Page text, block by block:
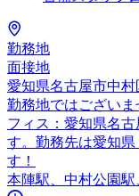
勤務地
面接地
愛知県名古屋市中
勤務地ではござい
フィス：愛知県名
す。勤務先は愛知
す！
本陣駅、中村公園